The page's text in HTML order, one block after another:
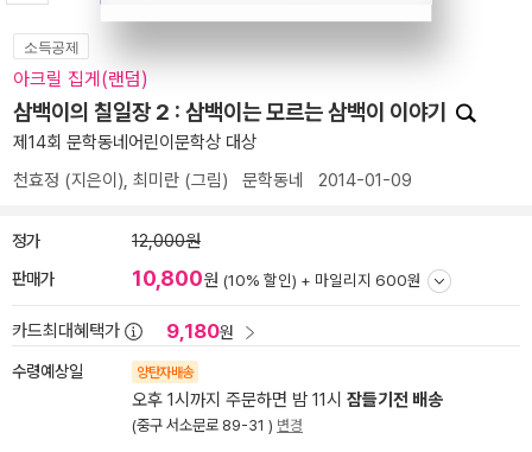
소득공제
아크릴 집게(랜덤)
삼백이의 칠일장 2 : 삼백이는 모르는 삼백이 이야기
제14회 문학동네어린이문학상 대상
천효정 (지은이), 최미란 (그림) 문학동네 2014-01-09
정가 12,000원
판매가 10,800원 (10% 할인) + 마일리지 600원
카드최대혜택가 9,180원
수령예상일 양탄자배송
오후 1시까지 주문하면 밤 11시 잠들기전 배송
(중구 서소문로 89-31 ) 변경